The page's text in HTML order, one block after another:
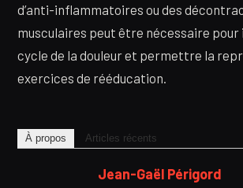
d’anti-inflammatoires ou des
musculaires peut être nécessaire
cycle de la douleur et permettre la
exercices de rééducation.
À propos Articles récents
Jean-Gaël Périgord